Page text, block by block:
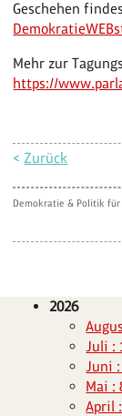
Geschehen
Mehr zur
https://
<Zurück
Demokratie & Politik für
2026
Juli :
Juni
Mai :
April